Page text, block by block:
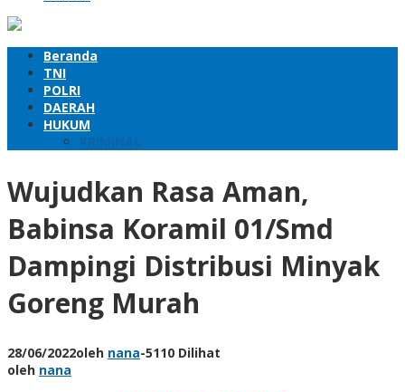
Beranda
TNI
POLRI
DAERAH
HUKUM
KRIMINAL
Wujudkan Rasa Aman,
Babinsa Koramil 01/Smd
Dampingi Distribusi Minyak
Goreng Murah
28/06/2022oleh nana-5110 Dilihat
oleh nana